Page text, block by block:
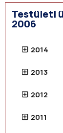
Testületi
2006
2014
2013
2012
2011